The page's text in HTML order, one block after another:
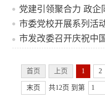
首页 上页 1 2
末页 共12页 到第